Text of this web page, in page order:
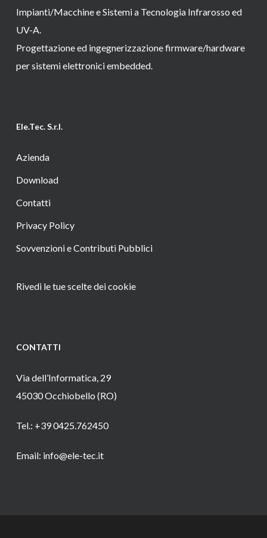
Impianti/Macchine e Sistemi a Tecnologia Infrarosso ed
UV-A.
Progettazione ed ingegnerizzazione firmware/hardware
per sistemi elettronici embedded.
Ele.Tec. S.r.l.
Azienda
Download
Contatti
Privacy Policy
Sovvenzioni e Contributi Pubblici
Rivedi le tue scelte dei cookie
CONTATTI
Via dell’Informatica, 29
45030 Occhiobello (RO)
Tel.: +39 0425.762450
Email: info@ele-tec.it